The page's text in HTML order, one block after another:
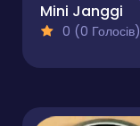
Mini Janggi
0 (0 Голосів)